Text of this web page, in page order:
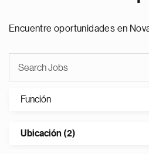
Encuentre oportunidades en
Función
Ubicación (2)